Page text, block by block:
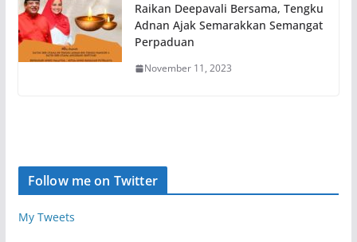
Raikan Deepavali Bersama, Tengku
Adnan Ajak Semarakkan Semangat
Perpaduan
November 11, 2023
Follow me on Twitter
My Tweets